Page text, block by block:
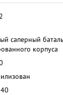
саперный
корпуса